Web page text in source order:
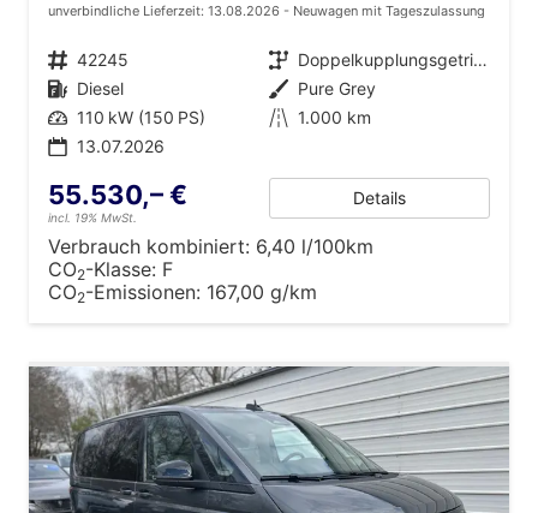
unverbindliche Lieferzeit: 13.08.2026 Neuwagen mit Tageszulassung
Fahrzeugnr. 42245 Getriebe
Doppelkupplungsgetriebe (DSG)
Kraftstoff Diesel Außenfarbe Pure Grey
Leistung 110 kW (150 PS) Kilometerstand 1.000 km
13.07.2026
55.530,– €
incl. 19% MwSt.
Details
Verbrauch kombiniert: 6,40 l/100km
CO2-Klasse: F
CO2-Emissionen: 167,00 g/km